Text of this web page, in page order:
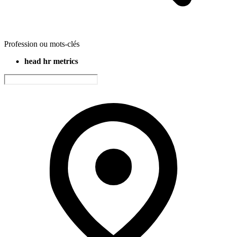
Profession ou mots-clés
head hr metrics